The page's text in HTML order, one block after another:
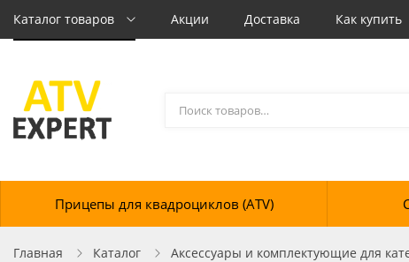
Каталог товаров Акции Доставка Как купить
Прицепы для квадроциклов (ATV)
Главная Каталог Аксессуары и комплектующие для